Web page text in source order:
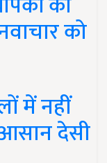
को
में नहीं
देसी